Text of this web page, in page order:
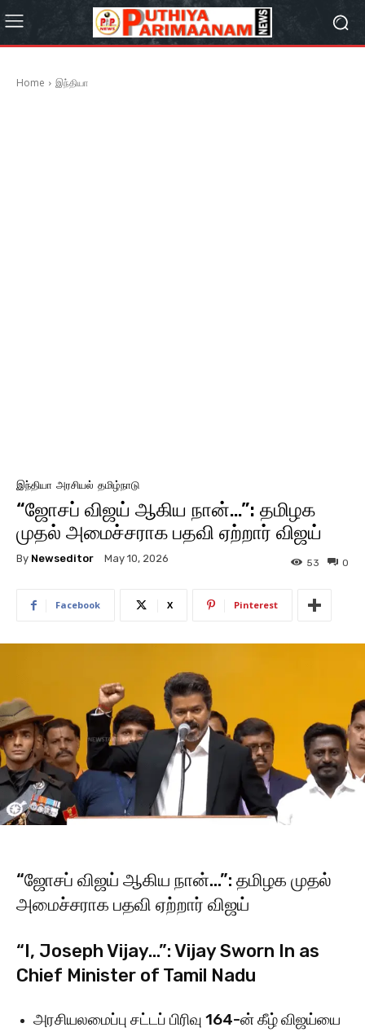
Home இந்தியா
இந்தியா அரசியல் தமிழ்நாடு
“ஜோசப் விஜய் ஆகிய நான்…”: தமிழக
முதல் அமைச்சராக பதவி ஏற்றார் விஜய்
By Newseditor May 10, 2026 0
53
Facebook X Pinterest
“ஜோசப் விஜய் ஆகிய நான்…”: தமிழக முதல்
அமைச்சராக பதவி ஏற்றார் விஜய்
“I, Joseph Vijay…”: Vijay Sworn In as
Chief Minister of Tamil Nadu
அரசியலமைப்பு சட்டப் பிரிவு 164-ன் கீழ் விஜய்யை